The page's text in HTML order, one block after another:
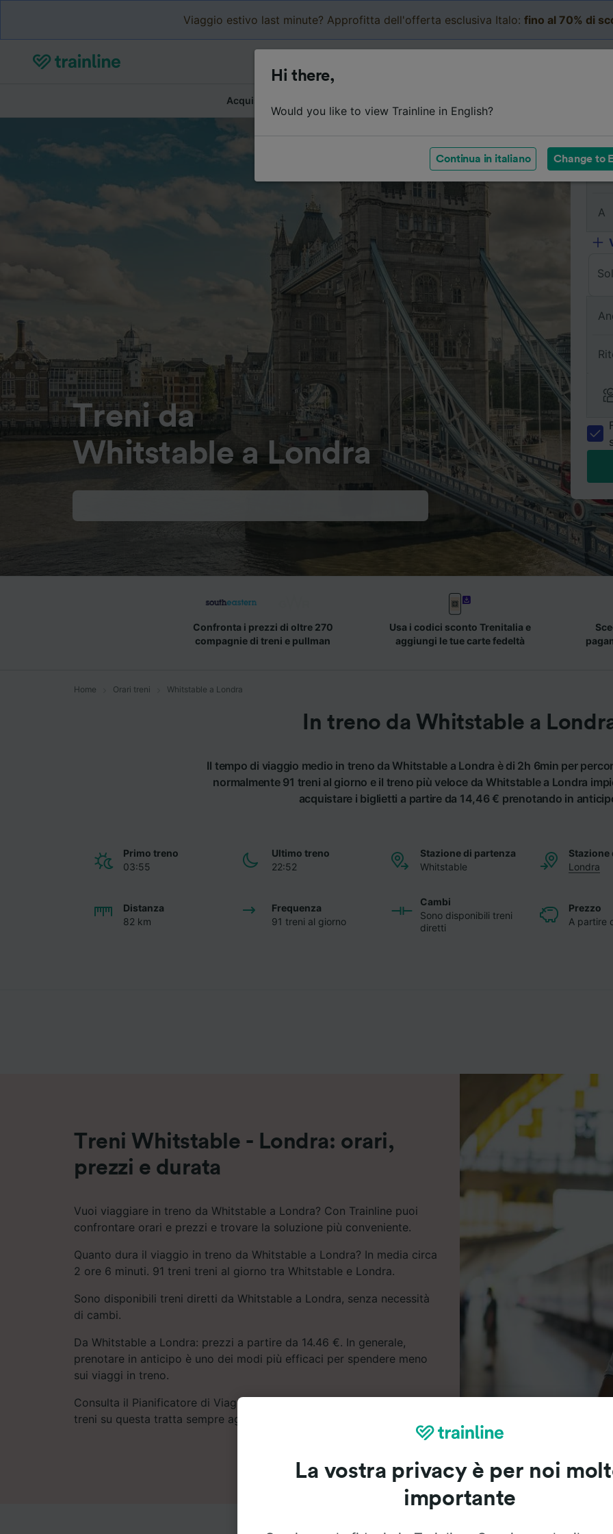
Viaggio estivo last minute? Approfitta dell'offerta esclusiva Italo: fino al 70% di
Acquista biglietti
Treni da
Whitstable a Londra
Da
A
Confronta i prezzi di oltre 270
compagnie di treni e pullman
Usa i codici sconto Trenitalia e
aggiungi le tue carte fedeltà
Home Orari treni Whitstable a Londra
In treno da Whitstable a
Il tempo di viaggio medio in treno da Whitstable a Londra è di 2h 6min per
normalmente 91 treni al giorno e il treno più veloce da Whitstable a Londra
acquistare i biglietti a partire da 14,46 € prenotando in
Primo treno
03:55
Ultimo treno
22:52
Stazione di partenza
Whitstable
Stazione
Londra
Distanza
82 km
Frequenza
91 treni al giorno
Cambi
Sono disponibili treni
diretti
Prezzo
A partire
Treni Whitstable - Londra: orari,
prezzi e durata
Vuoi viaggiare in treno da Whitstable a Londra? Con Trainline puoi
confrontare orari e prezzi e trovare la soluzione più conveniente.
Quanto dura il viaggio in treno da Whitstable a Londra? In media circa
2 ore 6 minuti. 91 treni treni al giorno tra Whitstable e Londra.
Sono disponibili treni diretti da Whitstable a Londra, senza necessità
di cambi.
Da Whitstable a Londra: prezzi a partire da 14.46 €. In generale,
prenotare in anticipo è uno dei modi più efficaci per spendere meno
sui viaggi in treno.
Consulta il Pianificatore di Viaggio per trovare gli orari e i prezzi dei
treni su questa tratta sempre aggiornati.
Hi there,
Would you like to view Trainline in English?
Continua in italiano Change to
La vostra privacy è per noi
importante